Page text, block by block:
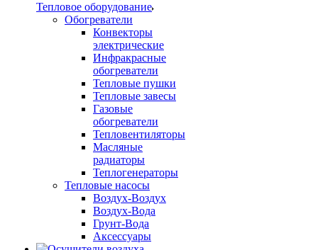
Тепловое оборудование
Обогреватели
Конвекторы
электрические
Инфракрасные
обогреватели
Тепловые пушки
Тепловые завесы
Газовые
обогреватели
Тепловентиляторы
Масляные
радиаторы
Теплогенераторы
Тепловые насосы
Воздух-Воздух
Воздух-Вода
Грунт-Вода
Аксессуары